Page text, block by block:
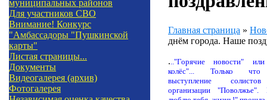
муниципальных районов
Для участников СВО
Внимание! Конкурс
"Амбассадоры "Пушкинской
карты"
Листая страницы...
Документы
Видеогалерея (архив)
Фотогалерея
Главная страница »
днём города. Наше
. .."Горячие новости"
колёс"... Только что
выступление
организации